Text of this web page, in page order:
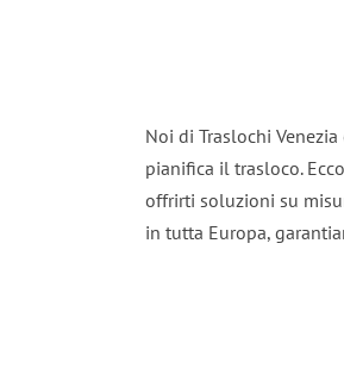
Noi di Traslochi
pianifica il trasloco.
offrirti soluzioni su
in tutta Europa,